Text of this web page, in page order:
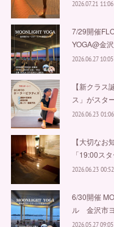
2026.07.21 11:06
7/29開催
YOGA@金
2026.06.27 10:05
【新クラ
ス」がスタ
2026.06.23 01:06
【大切な
「19:00ス
2026.06.23 00:52
6/30開催
ル 金沢市
2026.05.27 09:05